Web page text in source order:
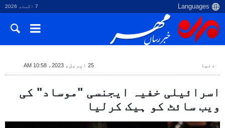
7 اگست، 2026
دنیا 25 اپریل، 2023، 10:58 AM
اسرائیلی خفیہ ایجنسی "موساد" کی
ویب سائٹ کو ہیک کرلیا